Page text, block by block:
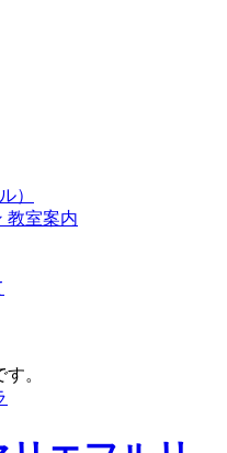
）
教室案内
す。